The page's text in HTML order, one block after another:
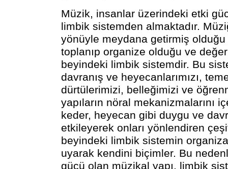
Müzik, insanlar üzerindeki etki
limbik sistemden almaktadır.
yönüyle meydana getirmiş
toplanıp organize olduğu ve
beyindeki limbik sistemdir. Bu
davranış ve heyecanlarımızı,
dürtülerimizi, belleğimizi ve
yapıların nöral mekanizmalarını
keder, heyecan gibi duygu ve
etkileyerek onları yönlendiren
beyindeki limbik sistemin
uyarak kendini biçimler. Bu
gücü olan müzikal yapı, limbik